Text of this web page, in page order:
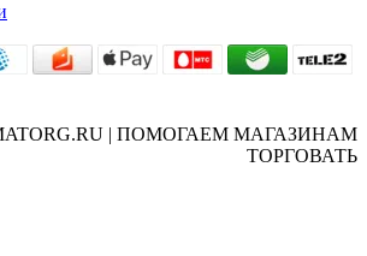
| ПОМОГАЕМ МАГАЗИНАМ
ТОРГОВАТЬ